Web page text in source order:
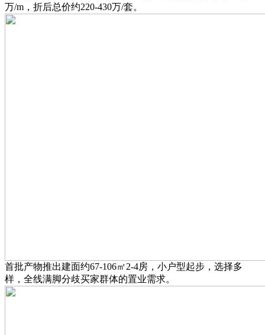
万/m，折后总价约220-430万/套。
首批产物推出建面约67-106㎡2-4房，小户型起步，选择多
样，全线满脚分歧买家群体的置业需求。